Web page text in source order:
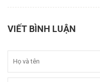
VIẾT BÌNH LUẬN